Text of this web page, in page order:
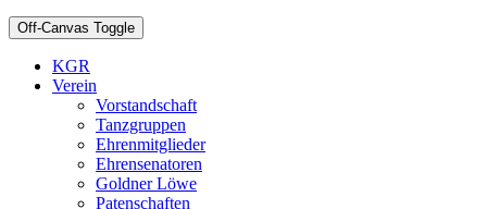
Off-Canvas Toggle
KGR
Verein
Vorstandschaft
Tanzgruppen
Ehrenmitglieder
Ehrensenatoren
Goldner Löwe
Patenschaften